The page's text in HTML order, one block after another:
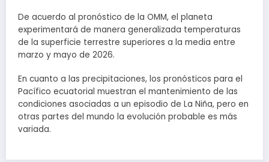
De acuerdo al pronóstico de la OMM, el planeta
experimentará de manera generalizada temperaturas
de la superficie terrestre superiores a la media entre
marzo y mayo de 2026.
En cuanto a las precipitaciones, los pronósticos para el
Pacífico ecuatorial muestran el mantenimiento de las
condiciones asociadas a un episodio de La Niña, pero en
otras partes del mundo la evolución probable es más
variada.